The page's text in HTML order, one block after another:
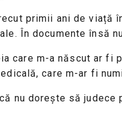
primii ani de viață
În documente însă
care m-a născut ar
care m-ar fi
nu dorește să